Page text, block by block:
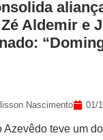
Aldemir e
Nascimento 01/
Azevêdo teve um